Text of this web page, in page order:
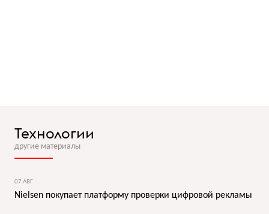
Технологии
другие материалы
07 АВГ
Nielsen покупает платформу проверки цифровой рекламы